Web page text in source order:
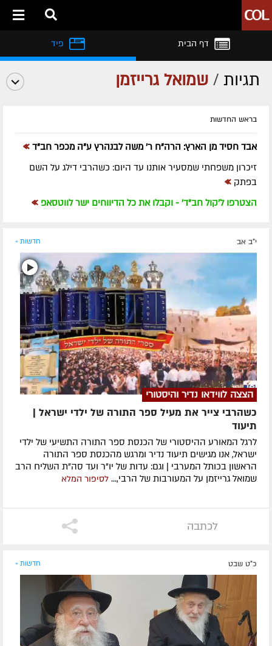
דף הבית
תגיות / שמואל גרייזמן
בראש החדשות
אבד חסיד מן הארץ: הרה"ח ר' משה לבנהרץ ע"ה מכפר חב"ד »
זיכרון משפחתי שמסעיר אותנו עד היום: כשהרבי דילג על השם
בפתק »
הצטרפו ל'קול חב"ד' - וקבלו את כל הדיווחים ישר לווטסאפ »
י"ב אב חדשות »
הצצה לווידאו נדיר והיסטורי
כשהרבי צייר את מעיל ספר התורה של ילדי ישראל |
תיעוד
לרגל המאורע ההיסטורי של הכנסת ספר התורה התשיעי של ילדי
ישראל, אנו מגישים תיעוד נדיר ומרגש מהכנסת ספר התורה
הראשון בכותל המערבי | וגם: עדות של יו"ר ועד סה"ת השליח הרב
שמואל גרייזמן על המעורבות של הרבי,... לסיפור המלא
לכתבה
כ"ט שבט חדשות »